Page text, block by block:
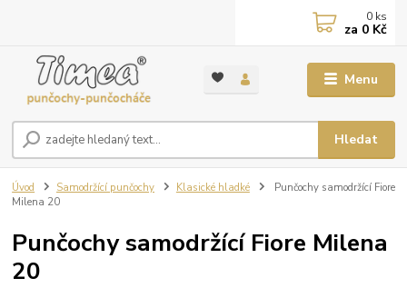
Menu
Hledat
0 ks
za 0 Kč
Úvod Samodržící punčochy Klasické hladké
Punčochy samodržící Fiore
Milena 20
Punčochy samodržící Fiore Milena
20